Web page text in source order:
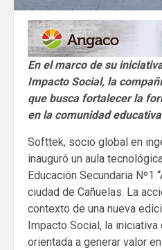
En el marco de su
Impacto Social, la
que busca fortalecer la
en la comunidad
Softtek, socio global en
inauguró un aula
Educación Secundaria Nº1
ciudad de Cañuelas. La
contexto de una nueva
Impacto Social, la
orientada a generar valor